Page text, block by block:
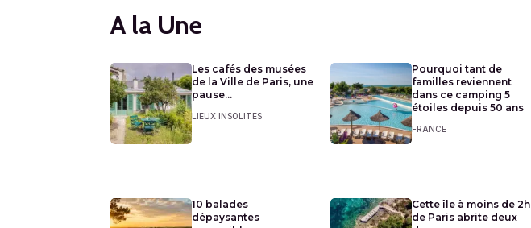
A la Une
Les cafés des musées
de la Ville de Paris, une
pause...
LIEUX INSOLITES
Pourquoi tant de
familles reviennent
dans ce camping 5
étoiles depuis 50 ans
FRANCE
10 balades
dépaysantes
Cette île à moins de 2h
de Paris abrite deux